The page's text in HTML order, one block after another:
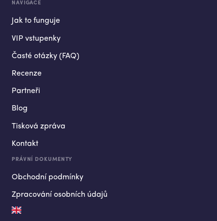
NAVIGACE
Jak to funguje
VIP vstupenky
Časté otázky (FAQ)
Recenze
Partneři
Blog
Tisková zpráva
Kontakt
PRÁVNÍ DOKUMENTY
Obchodní podmínky
Zpracování osobních údajů